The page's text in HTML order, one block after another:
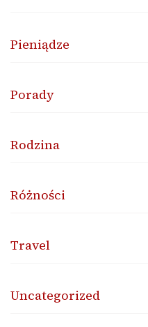
Pieniądze
Porady
Rodzina
Różności
Travel
Uncategorized